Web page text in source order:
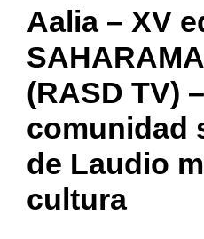
Aalia – XV
(RASD TV)
comunidad
de Laudio
cultura